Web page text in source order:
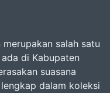
salah satu
di Kabupaten
suasana
dalam koleksi